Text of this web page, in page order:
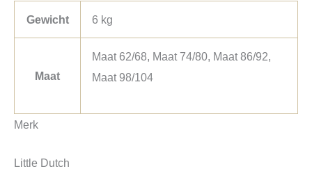
Gewicht 6 kg
Maat
Maat 62/68, Maat 74/80, Maat 86/92,
Maat 98/104
Merk
Little Dutch